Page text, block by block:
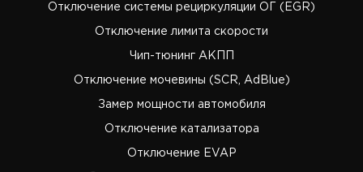
Отключение системы рециркуляции ОГ (EGR)
Отключение лимита скорости
Чип-тюнинг АКПП
Отключение мочевины (SCR, AdBlue)
Замер мощности автомобиля
Отключение катализатора
Отключение EVAP